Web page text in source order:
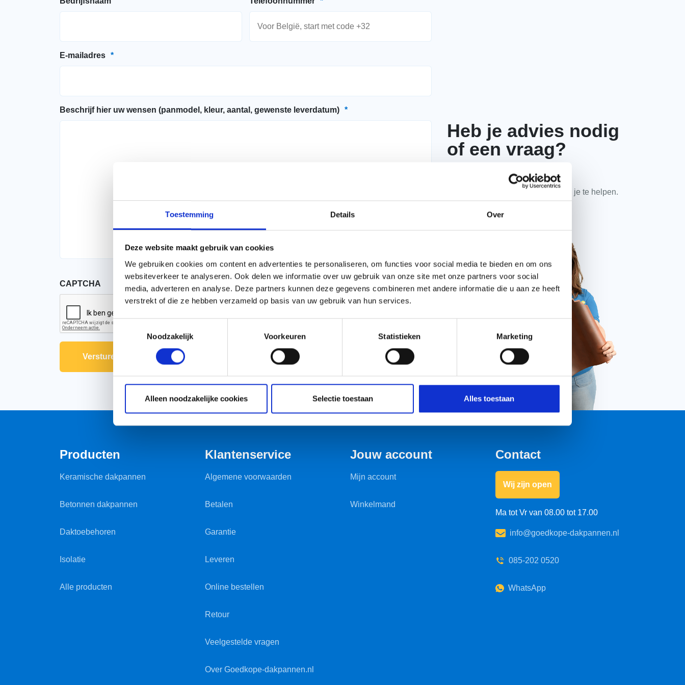
Toestemming Details Over
Deze website maakt gebruik van cookies
We gebruiken cookies om content en advertenties te personaliseren, om functies voor social media te bieden en om ons
websiteverkeer te analyseren. Ook delen we informatie over uw gebruik van onze site met onze partners voor social
media, adverteren en analyse. Deze partners kunnen deze gegevens combineren met andere informatie die u aan ze heeft
verstrekt of die ze hebben verzameld op basis van uw gebruik van hun services.
Toestemmingsselectie
Noodzakelijk
Voorkeuren Statistieken Marketing
Alleen noodzakelijke cookies Selectie toestaan Alles toestaan
E-mailadres *
Beschrijf hier uw wensen (panmodel, kleur, aantal, gewenste leverdatum) *
CAPTCHA
Heb je advies nodig
of een vraag?
Neem contact met ons op. Onze
dakpanspecialisten zitten klaar om je te helpen.
WhatsApp met ons
Producten
Keramische dakpannen
Betonnen dakpannen
Daktoebehoren
Isolatie
Alle producten
Klantenservice
Algemene voorwaarden
Betalen
Garantie
Leveren
Online bestellen
Retour
Veelgestelde vragen
Over Goedkope-dakpannen.nl
Jouw account
Mijn account
Winkelmand
Contact
Wij zijn open
Ma tot Vr van 08.00 tot 17.00
info@goedkope-dakpannen.nl
085-202 0520
WhatsApp